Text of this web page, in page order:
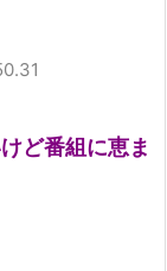
ど番組に恵ま